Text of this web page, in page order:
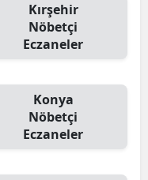
Kırşehir
Nöbetçi
Eczaneler
Konya
Nöbetçi
Eczaneler